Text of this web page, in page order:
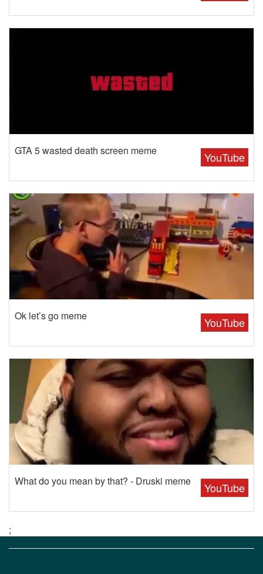
YouTube
GTA 5 wasted death screen meme
YouTube
Ok let’s go meme
YouTube
What do you mean by that? - Druski meme
;